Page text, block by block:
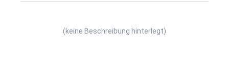
(keine Beschreibung hinterlegt)